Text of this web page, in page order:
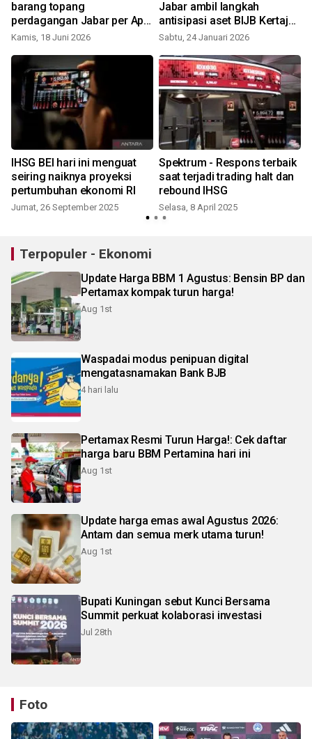
barang topang
perdagangan Jabar per April
2026 surplus
Kamis, 18 Juni 2026
Jabar ambil langkah
antisipasi aset BIJB Kertajati
tergerus
Sabtu, 24 Januari 2026
IHSG BEI hari ini menguat
seiring naiknya proyeksi
pertumbuhan ekonomi RI
Jumat, 26 September 2025
Spektrum - Respons terbaik
saat terjadi trading halt dan
rebound IHSG
Selasa, 8 April 2025
Terpopuler - Ekonomi
Update Harga BBM 1 Agustus: Bensin BP dan
Pertamax kompak turun harga!
Aug 1st
Waspadai modus penipuan digital
mengatasnamakan Bank BJB
4 hari lalu
Pertamax Resmi Turun Harga!: Cek daftar
harga baru BBM Pertamina hari ini
Aug 1st
Update harga emas awal Agustus 2026:
Antam dan semua merk utama turun!
Aug 1st
Bupati Kuningan sebut Kunci Bersama
Summit perkuat kolaborasi investasi
Jul 28th
Foto